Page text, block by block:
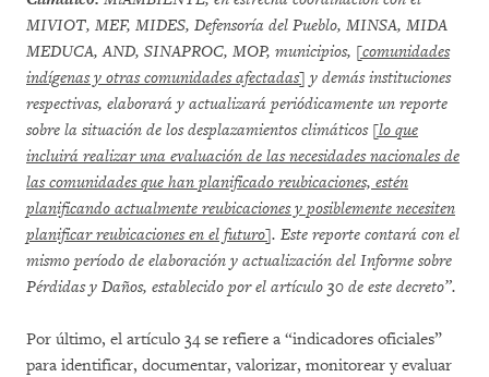
MIVIOT, MEF, MIDES, Defensoría del Pueblo, MINSA, MIDA
MEDUCA, AND, SINAPROC, MOP, municipios, [comunidades
indígenas y otras comunidades afectadas] y demás instituciones
respectivas, elaborará y actualizará periódicamente un reporte
sobre la situación de los desplazamientos climáticos [lo que
incluirá realizar una evaluación de las necesidades nacionales de
las comunidades que han planificado reubicaciones, estén
planificando actualmente reubicaciones y posiblemente necesiten
planificar reubicaciones en el futuro]. Este reporte contará con el
mismo período de elaboración y actualización del Informe sobre
Pérdidas y Daños, establecido por el artículo 30 de este decreto”.
Por último, el artículo 34 se refiere a “indicadores oficiales”
para identificar, documentar, valorizar, monitorear y evaluar